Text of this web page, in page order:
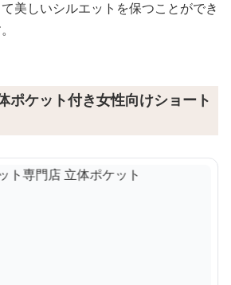
美しいシルエットを保つことができ
ポケット付き女性向けショート